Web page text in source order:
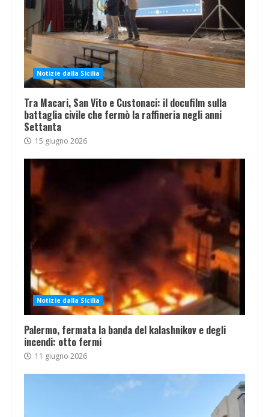
Notizie dalla Sicilia
Tra Macari, San Vito e Custonaci: il docufilm sulla
battaglia civile che fermò la raffineria negli anni
Settanta
15 giugno 2026
Notizie dalla Sicilia
Palermo, fermata la banda del kalashnikov e degli
incendi: otto fermi
11 giugno 2026